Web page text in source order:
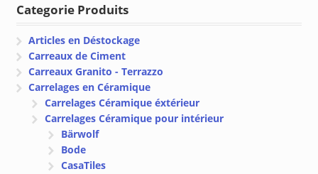
€ 56.02. € 50.45.
Categorie Produits
Articles en Déstockage
Carreaux de Ciment
Carreaux Granito - Terrazzo
Carrelages en Céramique
Carrelages Céramique éxtérieur
Carrelages Céramique pour intérieur
Bärwolf
Bode
CasaTiles